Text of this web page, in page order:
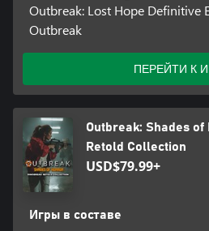
Outbreak: Lost Hope Definitive
Outbreak
ПЕРЕЙТИ К
Outbreak: Shades
Retold Collection
USD$79.99+
Игры в составе